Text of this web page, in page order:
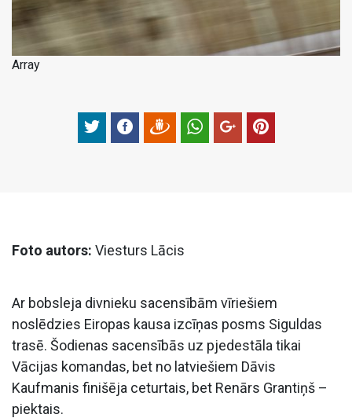
Array
Foto autors: Viesturs Lācis
Ar bobsleja divnieku sacensībām vīriešiem
noslēdzies Eiropas kausa izcīņas posms Siguldas
trasē. Šodienas sacensībās uz pjedestāla tikai
Vācijas komandas, bet no latviešiem Dāvis
Kaufmanis finišēja ceturtais, bet Renārs Grantiņš –
piektais.